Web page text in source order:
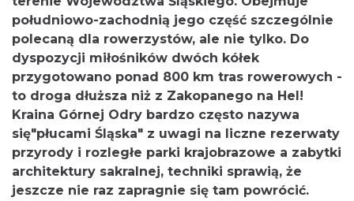
południowo-zachodnią jego część szczególnie
polecaną dla rowerzystów, ale nie tylko. Do
dyspozycji miłośników dwóch kółek
przygotowano ponad 800 km tras rowerowych -
to droga dłuższa niż z Zakopanego na Hel!
Kraina Górnej Odry bardzo często nazywa
się"płucami Śląska" z uwagi na liczne rezerwaty
przyrody i rozległe parki krajobrazowe a zabytki
architektury sakralnej, techniki sprawią, że
jeszcze nie raz zapragnie się tam powrócić.